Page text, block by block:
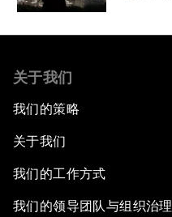
关于我们
我们的策略
关于我们
我们的工作方式
我们的领导团队与组织治理